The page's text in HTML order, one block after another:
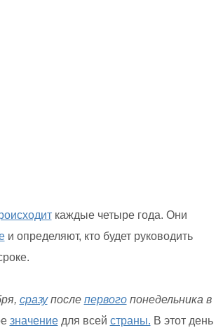
каждые четыре года. Они
и определяют, кто будет руководить
сразупосле первогопонедельника в
значениедля всей страны. В этот день